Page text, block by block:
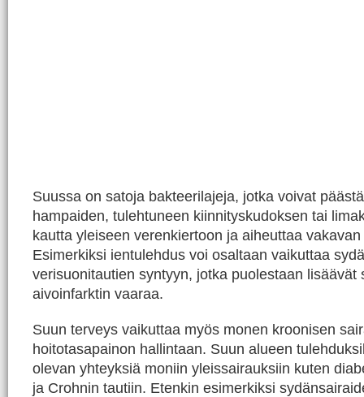
Suussa on satoja bakteerilajeja, jotka voivat
hampaiden, tulehtuneen kiinnityskudoksen tai
kautta yleiseen verenkiertoon ja aiheuttaa
Esimerkiksi ientulehdus voi osaltaan vaikuttaa
verisuonitautien syntyyn, jotka puolestaan lisäävät
aivoinfarktin vaaraa.
Suun terveys vaikuttaa myös monen kroonisen
hoitotasapainon hallintaan. Suun alueen
olevan yhteyksiä moniin yleissairauksiin kuten
ja Crohnin tautiin. Etenkin esimerkiksi